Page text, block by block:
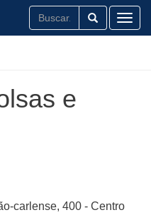
e
carlense, 400 - Centro